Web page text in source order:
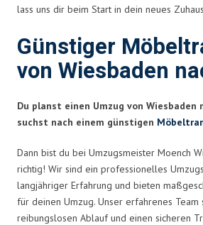
lass uns dir beim Start in dein neues
Günstiger
von Wiesbaden
Du planst einen Umzug von Wiesbaden
suchst nach einem günstigen
Dann bist du bei Umzugsmeister Moench
richtig! Wir sind ein professionelles
langjähriger Erfahrung und bieten
für deinen Umzug. Unser erfahrenes
reibungslosen Ablauf und einen sicheren